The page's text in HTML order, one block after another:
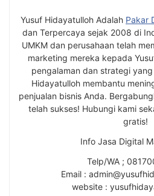
Yusuf Hidayatulloh Adalah Pakar
dan Terpercaya sejak 2008 di
UMKM dan perusahaan telah
marketing mereka kepada
pengalaman dan strategi
Hidayatulloh membantu
penjualan bisnis Anda.
telah sukses! Hubungi kami
gratis!
Info Jasa Digital
Telp/WA ;
Email :
website :